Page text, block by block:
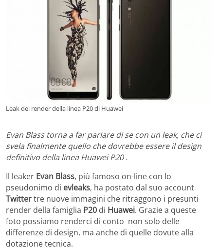
Leak dei render della linea P20 di Huawei
Evan Blass torna a far parlare di se con un leak, che ci
svela finalmente quello che dovrebbe essere il design
definitivo della linea Huawei P20 .
Il leaker Evan Blass, più famoso on-line con lo
pseudonimo di evleaks, ha postato dal suo account
Twittertre nuove immagini che ritraggono i presunti
render della famiglia P20 di Huawei. Grazie a queste
foto possiamo renderci di conto non solo delle
differenze di design, ma anche di quelle dovute alla
dotazione tecnica.